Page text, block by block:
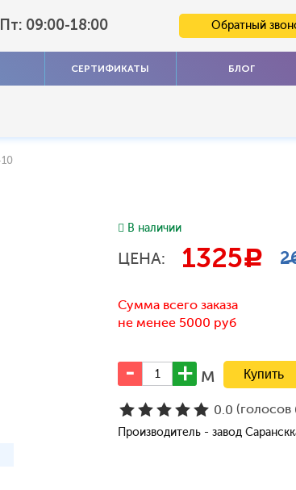
09:00-18:00 Обратный
СЕРТИФИКАТЫ БЛОГ
В наличии
ЦЕНА: 1325c
Сумма всего заказа
не менее 5000 руб
м
0.0 (голосов
Производитель - завод